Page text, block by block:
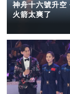
神舟十六號升空
火箭太爽了